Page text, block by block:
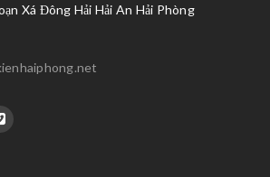
Xá Đông Hải Hải An Hải Phòng